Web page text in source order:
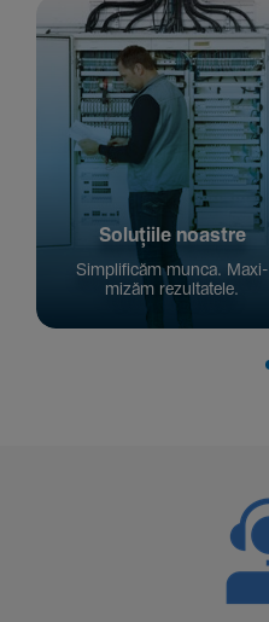
Solu­țiile noastre
Simpli­ficăm munca. Maxi­
mizăm rezul­ta­tele.